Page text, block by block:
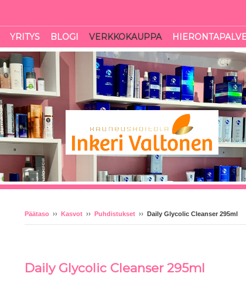
YRITYS BLOGI VERKKOKAUPPA
Päätaso ›› Kasvot ›› Puhdistukset ›› Daily Glycolic Cleanser 295ml
Daily Glycolic Cleanser 295ml